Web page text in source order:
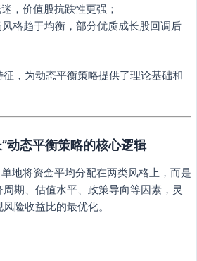
，价值股抗跌性更强；
风格趋于均衡，部分优质成长股回调后
，为动态平衡策略提供了理论基础和
动态平衡策略的核心逻辑
地将资金平均分配在两类风格上，而是
期、估值水平、政策导向等因素，灵
险收益比的最优化。